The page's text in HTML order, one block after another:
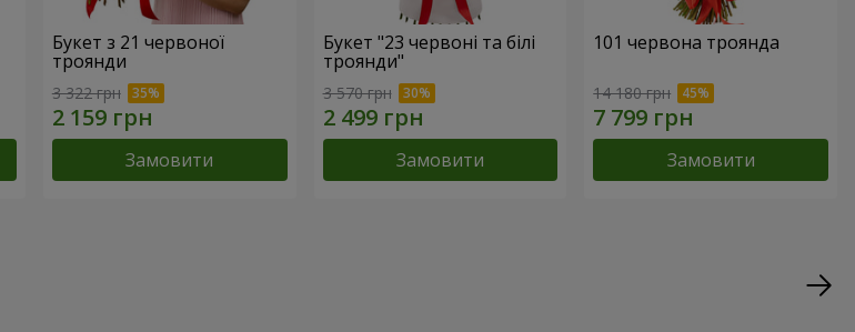
Букет з 21 червоної
троянди
3 322 грн
Замовити
Букет "23 червоні та білі
троянди"
3 570 грн
Замовити
101 червона троянда
14 180 грн
Замовити